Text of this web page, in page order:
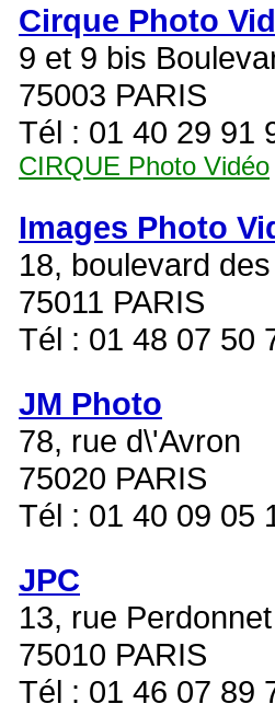
Cirque Photo
9 et 9 bis
75003 PARIS
Tél : 01 40 29 91
CIRQUE Photo Vidéo
Images Photo
18, boulevard
75011 PARIS
Tél : 01 48 07 50
JM Photo
78, rue d\'Avron
75020 PARIS
Tél : 01 40 09 05
JPC
13, rue Perdonnet
75010 PARIS
Tél : 01 46 07 89